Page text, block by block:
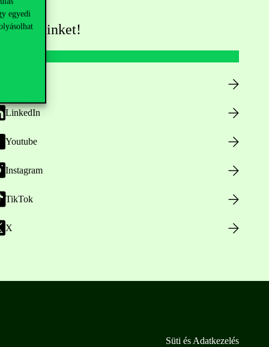
egyedi
minket!
LinkedIn
Youtube
Instagram
TikTok
X
Süti és Adatkezelés